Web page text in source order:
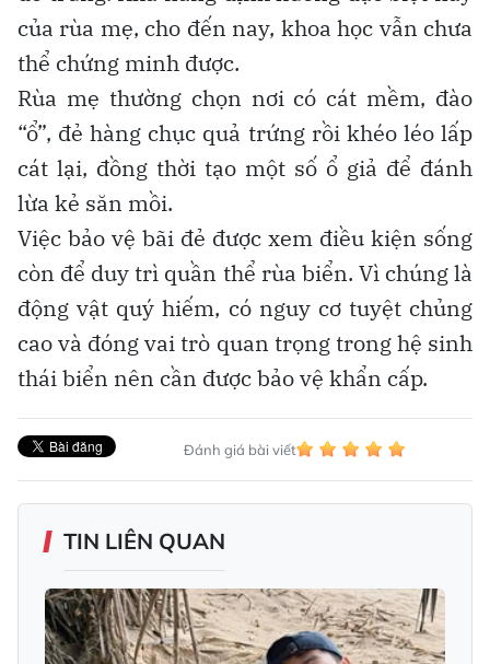
của rùa mẹ, cho đến nay, khoa học vẫn chưa
thể chứng minh được.
Rùa mẹ thường chọn nơi có cát mềm, đào
“ổ”, đẻ hàng chục quả trứng rồi khéo léo lấp
cát lại, đồng thời tạo một số ổ giả để đánh
lừa kẻ săn mồi.
Việc bảo vệ bãi đẻ được xem điều kiện sống
còn để duy trì quần thể rùa biển. Vì chúng là
động vật quý hiếm, có nguy cơ tuyệt chủng
cao và đóng vai trò quan trọng trong hệ sinh
thái biển nên cần được bảo vệ khẩn cấp.
Đánh giá bài viết
TIN LIÊN QUAN